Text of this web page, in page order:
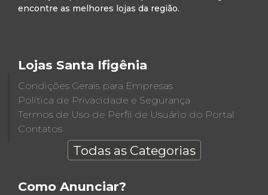
encontre as melhores lojas da região.
Lojas Santa Ifigênia
Condições Gerais para Empresas
Política de Privacidade e Segurança
Termos de Uso de Perfil de Usuário do Portal
Contatos
Todas as Categorias
Como Anunciar?